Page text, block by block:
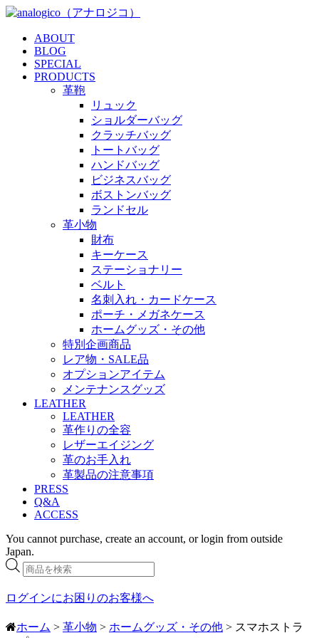
ABOUT
BLOG
SPECIAL
PRODUCTS
革鞄
リュック
ショルダーバッグ
クラッチバッグ
トートバッグ
ハンドバッグ
ビジネスバッグ
ボストンバッグ
ランドセル
革小物
財布
キーケース
ステーショナリー
ベルト
名刺入れ・カードケース
ポーチ・メガネケース
ホームグッズ・その他
特別企画商品
レア物・SALE品
オプションアイテム
メンテナンスグッズ
LEATHER
LEATHER
革作りの全容
レザーエイジング
革のお手入れ
革製品の注意事項
PRESS
Q&A
ACCESS
You cannot purchase, create an account, or login from outside
Japan.
商
品
検
ログインにお困りのお客様へ
ホーム > 革小物 > ホームグッズ・その他 > スマホストラ